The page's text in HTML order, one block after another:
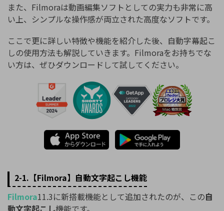
また、Filmoraは動画編集ソフトとしての実力も非常に高
い上、シンプルな操作感が両立された高度なソフトです。
ここで更に詳しい特徴や機能を紹介した後、自動字幕起こ
しの使用方法も解説していきます。Filmoraをお持ちでな
い方は、ぜひダウンロードして試してください。
2-1.【Filmora】自動文字起こし機能
Filmora11.3に新搭載機能として追加されたのが、この自
動文字起こし機能です。